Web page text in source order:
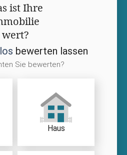
ist Ihre
wert?
bewerten lassen
Sie bewerten?
Haus